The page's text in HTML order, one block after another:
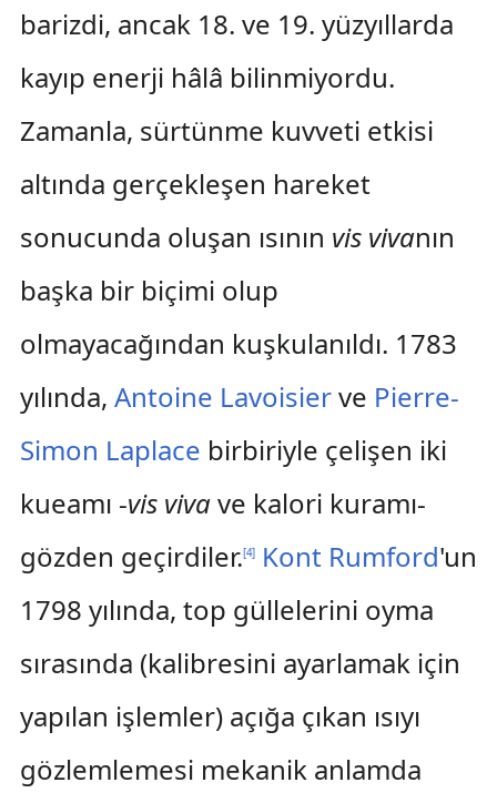
barizdi, ancak 18. ve 19. yüzyıllarda
kayıp enerji hâlâ bilinmiyordu.
Zamanla, sürtünme kuvveti etkisi
altında gerçekleşen hareket
sonucunda oluşan ısının vis vivanın
başka bir biçimi olup
olmayacağından kuşkulanıldı. 1783
yılında, Antoine Lavoisierve Pierre-
Simon Laplace birbiriyle çelişen iki
kueamı -vis viva ve kalori kuramı-
gözden geçirdiler.[4] Kont Rumford'un
1798 yılında, top güllelerini oyma
sırasında (kalibresini ayarlamak için
yapılan işlemler) açığa çıkan ısıyı
gözlemlemesi mekanik anlamda